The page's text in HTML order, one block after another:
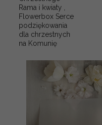
Rama i kwiaty ,
Flowerbox Serce
podziękowania
dla chrzestnych
na Komunię